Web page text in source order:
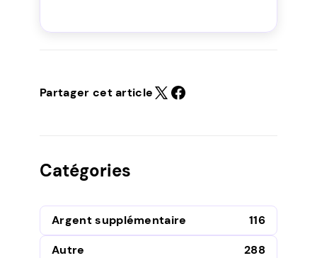
Partager cet article
Catégories
Argent supplémentaire
116
Autre
288